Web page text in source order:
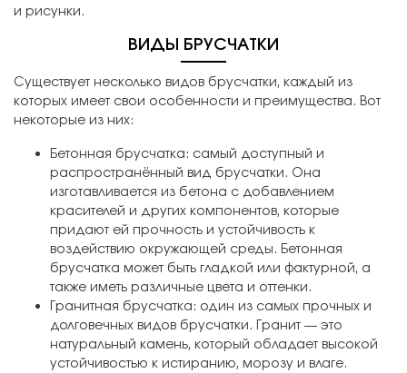
и рисунки.
ВИДЫ БРУСЧАТКИ
Существует несколько видов брусчатки, каждый из
которых имеет свои особенности и преимущества. Вот
некоторые из них:
Бетонная брусчатка: самый доступный и
распространённый вид брусчатки. Она
изготавливается из бетона с добавлением
красителей и других компонентов, которые
придают ей прочность и устойчивость к
воздействию окружающей среды. Бетонная
брусчатка может быть гладкой или фактурной, а
также иметь различные цвета и оттенки.
Гранитная брусчатка: один из самых прочных и
долговечных видов брусчатки. Гранит — это
натуральный камень, который обладает высокой
устойчивостью к истиранию, морозу и влаге.